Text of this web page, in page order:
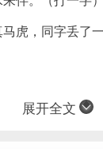
，同字丢了一
展开全文